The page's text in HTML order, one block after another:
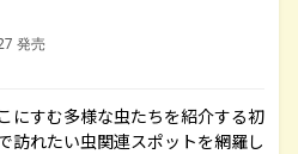
発売
にすむ多様な虫たちを紹介する初
訪れたい虫関連スポットを網羅し